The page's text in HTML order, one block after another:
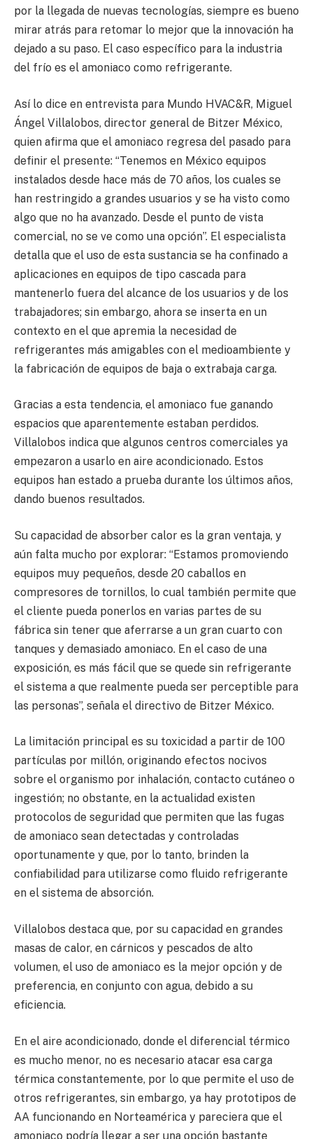
por la llegada de nuevas tecnologías, siempre es bueno
mirar atrás para retomar lo mejor que la innovación ha
dejado a su paso. El caso específico para la industria
del frío es el amoniaco como refrigerante.
Así lo dice en entrevista para Mundo HVAC&R, Miguel
Ángel Villalobos, director general de Bitzer México,
quien afirma que el amoniaco regresa del pasado para
definir el presente: “Tenemos en México equipos
instalados desde hace más de 70 años, los cuales se
han restringido a grandes usuarios y se ha visto como
algo que no ha avanzado. Desde el punto de vista
comercial, no se ve como una opción”. El especialista
detalla que el uso de esta sustancia se ha confinado a
aplicaciones en equipos de tipo cascada para
mantenerlo fuera del alcance de los usuarios y de los
trabajadores; sin embargo, ahora se inserta en un
contexto en el que apremia la necesidad de
refrigerantes más amigables con el medioambiente y
la fabricación de equipos de baja o extrabaja carga.
Gracias a esta tendencia, el amoniaco fue ganando
espacios que aparentemente estaban perdidos.
Villalobos indica que algunos centros comerciales ya
empezaron a usarlo en aire acondicionado. Estos
equipos han estado a prueba durante los últimos años,
dando buenos resultados.
Su capacidad de absorber calor es la gran ventaja, y
aún falta mucho por explorar: “Estamos promoviendo
equipos muy pequeños, desde 20 caballos en
compresores de tornillos, lo cual también permite que
el cliente pueda ponerlos en varias partes de su
fábrica sin tener que aferrarse a un gran cuarto con
tanques y demasiado amoniaco. En el caso de una
exposición, es más fácil que se quede sin refrigerante
el sistema a que realmente pueda ser perceptible para
las personas”, señala el directivo de Bitzer México.
La limitación principal es su toxicidad a partir de 100
partículas por millón, originando efectos nocivos
sobre el organismo por inhalación, contacto cutáneo o
ingestión; no obstante, en la actualidad existen
protocolos de seguridad que permiten que las fugas
de amoniaco sean detectadas y controladas
oportunamente y que, por lo tanto, brinden la
confiabilidad para utilizarse como fluido refrigerante
en el sistema de absorción.
Villalobos destaca que, por su capacidad en grandes
masas de calor, en cárnicos y pescados de alto
volumen, el uso de amoniaco es la mejor opción y de
preferencia, en conjunto con agua, debido a su
eficiencia.
En el aire acondicionado, donde el diferencial térmico
es mucho menor, no es necesario atacar esa carga
térmica constantemente, por lo que permite el uso de
otros refrigerantes, sin embargo, ya hay prototipos de
AA funcionando en Norteamérica y pareciera que el
amoniaco podría llegar a ser una opción bastante